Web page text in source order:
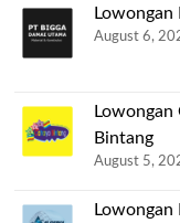
Lowongan
August 6,
Lowongan
Bintang
August 5,
Lowongan